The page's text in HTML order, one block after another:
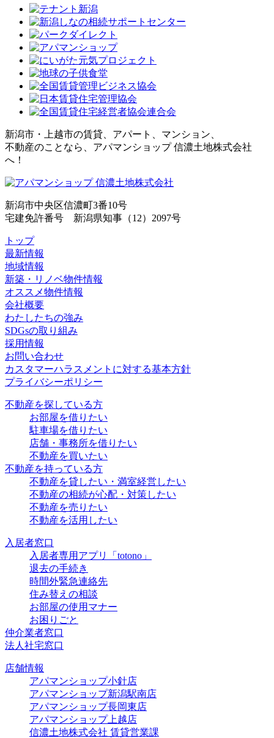
新潟市・上越市の賃貸、アパート、マンション、
不動産のことなら、アパマンショップ 信濃土地株式会社
へ！
新潟市中央区信濃町3番10号
宅建免許番号 新潟県知事（12）2097号
トップ
最新情報
地域情報
新築・リノベ物件情報
オススメ物件情報
会社概要
わたしたちの強み
SDGsの取り組み
採用情報
お問い合わせ
カスタマーハラスメントに対する基本方針
プライバシーポリシー
不動産を探している方
お部屋を借りたい
駐車場を借りたい
店舗・事務所を借りたい
不動産を買いたい
不動産を持っている方
不動産を貸したい・満室経営したい
不動産の相続が心配・対策したい
不動産を売りたい
不動産を活用したい
入居者窓口
入居者専用アプリ「totono」
退去の手続き
時間外緊急連絡先
住み替えの相談
お部屋の使用マナー
お困りごと
仲介業者窓口
法人社宅窓口
店舗情報
アパマンショップ小針店
アパマンショップ新潟駅南店
アパマンショップ長岡東店
アパマンショップ上越店
信濃土地株式会社 賃貸営業課